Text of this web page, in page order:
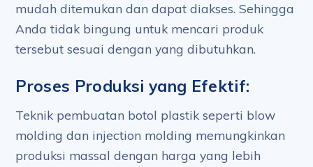
mudah ditemukan dan dapat diakses. Sehingga
Anda tidak bingung untuk mencari produk
tersebut sesuai dengan yang dibutuhkan.
Proses Produksi yang Efektif:
Teknik pembuatan botol plastik seperti blow
molding dan injection molding memungkinkan
produksi massal dengan harga yang lebih